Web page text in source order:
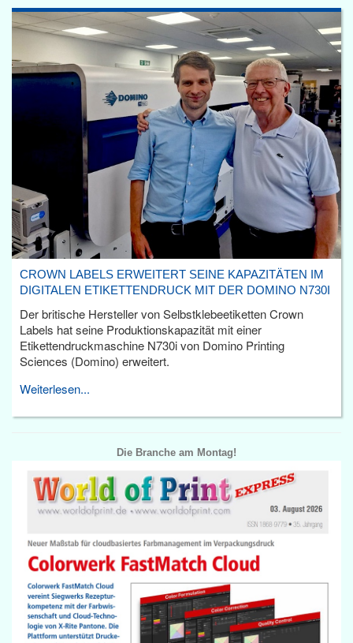
CROWN LABELS ERWEITERT SEINE KAPAZITÄTEN IM
DIGITALEN ETIKETTENDRUCK MIT DER DOMINO N730I
Der britische Hersteller von Selbstklebeetiketten Crown
Labels hat seine Produktionskapazität mit einer
Etikettendruckmaschine N730i von Domino Printing
Sciences (Domino) erweitert.
Weiterlesen...
Die Branche am Montag!